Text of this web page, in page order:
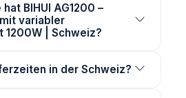
BIHUI AG1200 –
variabler
1200W | Schweiz?
in der Schweiz?